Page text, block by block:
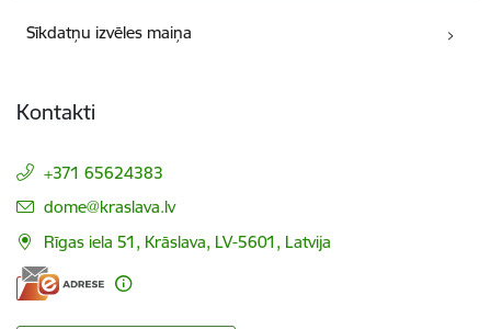
Sīkdatņu izvēles maiņa
Kontakti
+371 65624383
E-pasts:
dome@kraslava.lv
Rīgas iela 51, Krāslava, LV-5601, Latvija